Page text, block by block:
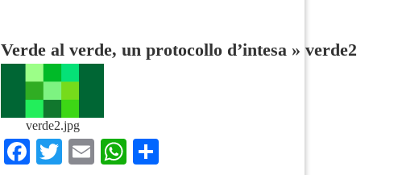
Verde al verde, un protocollo d’intesa » verde2
verde2.jpg
Facebook
Twitter
EmailWhatsApp